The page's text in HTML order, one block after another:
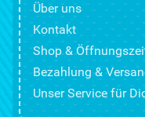
Über uns
Kontakt
Shop &
Bezahlung &
Unser Service für